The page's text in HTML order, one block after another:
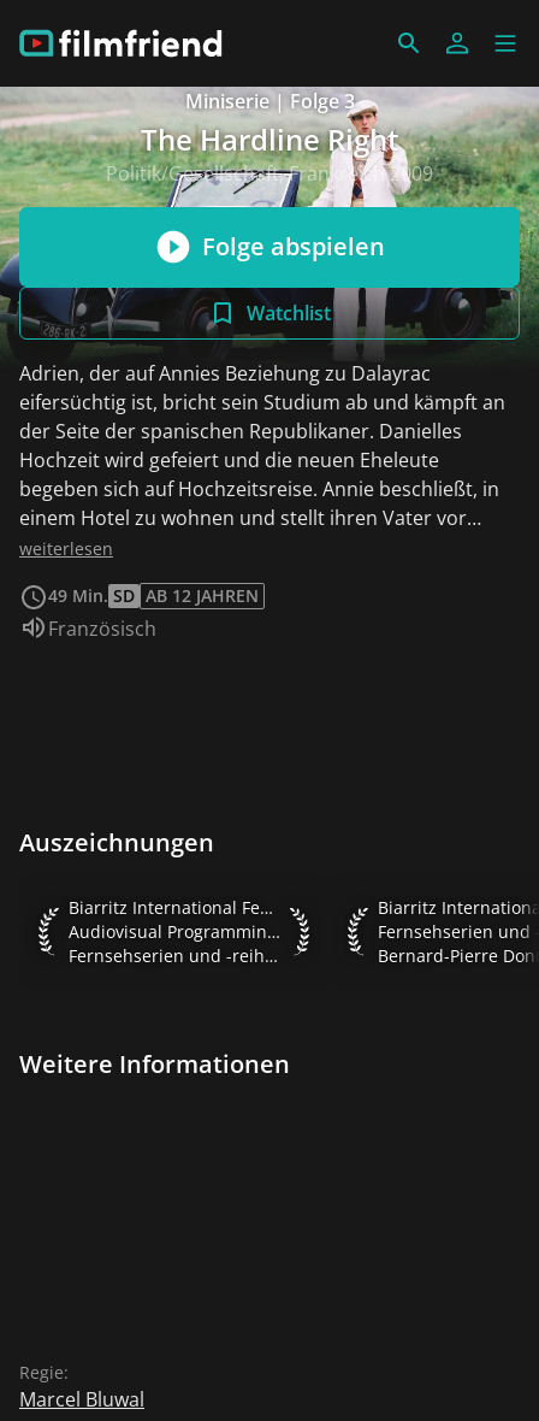
Miniserie | Folge 3
The Hardline Right
Politik/Gesellschaft, Frankreich 2009
Folge abspielen
Watchlist
Adrien, der auf Annies Beziehung zu Dalayrac
eifersüchtig ist, bricht sein Studium ab und kämpft an
der Seite der spanischen Republikaner. Danielles
Hochzeit wird gefeiert und die neuen Eheleute
begeben sich auf Hochzeitsreise. Annie beschließt, in
einem Hotel zu wohnen und stellt ihren Vater vor
vollendete Tatsachen. Deloncle beauftragt Le Quesne,
Waffenkauf zu verhandeln.
weiterlesen
49 Min. SD AB 12 JAHREN
Sprache:
Französisch
Auszeichnungen
Biarritz International Festival of Audiovisual Programming
Biarritz International Festival of
Audiovisual Programming 2008
Fernsehserien und -reihen
Biarritz International
Weitere Informationen
Regie:
Marcel Bluwal